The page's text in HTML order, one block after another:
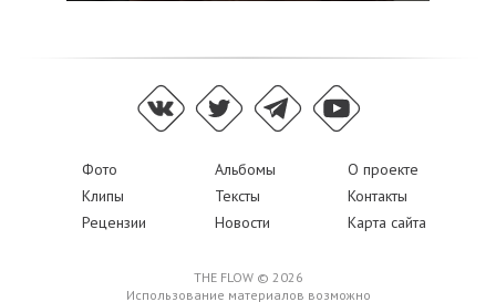
Фото Альбомы
О проекте
Клипы
Тексты
Контакты
Рецензии
Новости Карта сайта
THE FLOW © 2026
Использование материалов возможно